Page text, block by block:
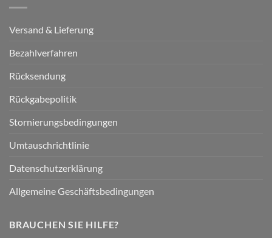
Versand & Lieferung
Bezahlverfahren
Rücksendung
Rückgabepolitik
Stornierungsbedingungen
Umtauschrichtlinie
Datenschutzerklärung
Allgemeine Geschäftsbedingungen
BRAUCHEN SIE HILFE?